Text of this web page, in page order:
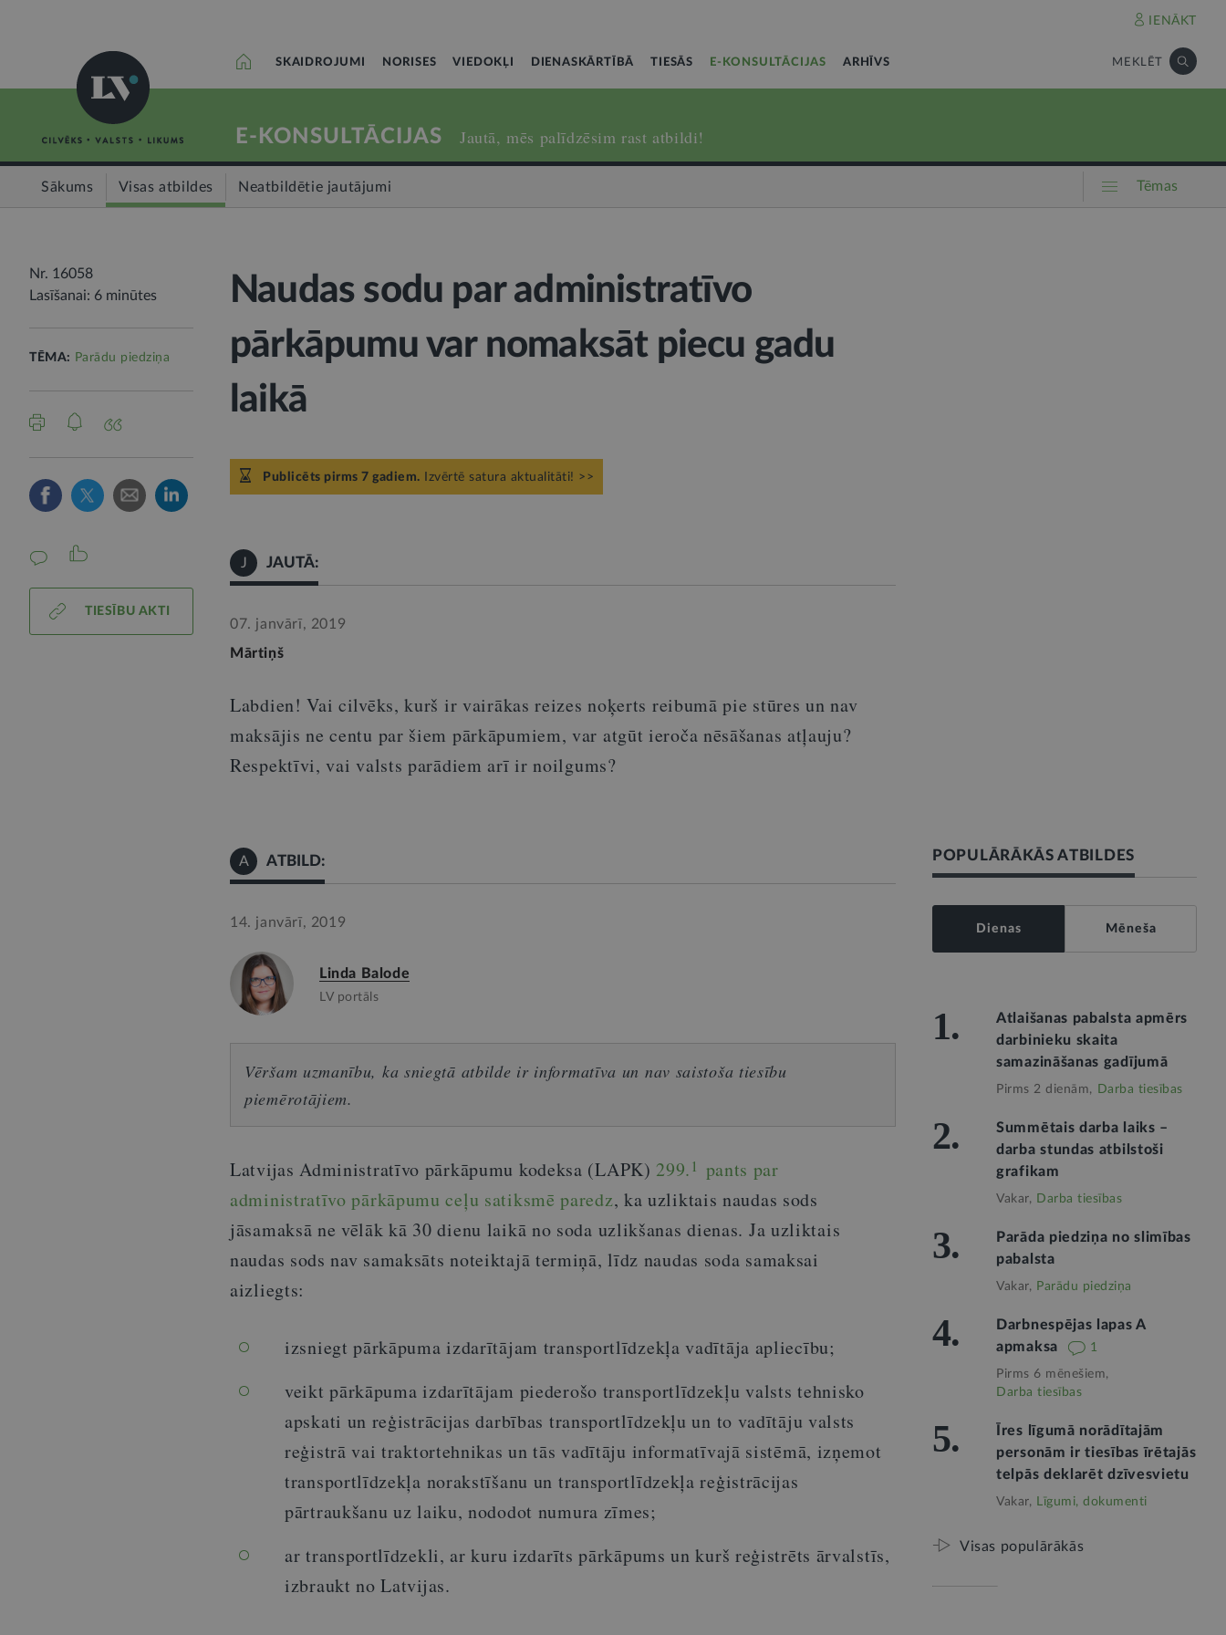
IENĀKT
SKAIDROJUMI NORISES VIEDOKĻI DIENASKĀRTĪBĀ TIESĀS E-KONSULTĀCIJAS ARHĪVS MEKLĒT
E-KONSULTĀCIJAS Jautā, mēs palīdzēsim rast atbildi!
Sākums Visas atbildes Neatbildētie jautājumi Tēmas
Nr. 16058
Lasīšanai: 6 minūtes
TĒMA: Parādu piedziņa
TIESĪBU AKTI
Naudas sodu par administratīvo
pārkāpumu var nomaksāt piecu gadu
laikā
Publicēts pirms 7 gadiem. Izvērtē satura aktualitāti! >>
J JAUTĀ:
07. janvārī, 2019
Mārtiņš
Labdien! Vai cilvēks, kurš ir vairākas reizes noķerts reibumā pie stūres un nav
maksājis ne centu par šiem pārkāpumiem, var atgūt ieroča nēsāšanas atļauju?
Respektīvi, vai valsts parādiem arī ir noilgums?
A ATBILD:
14. janvārī, 2019
Linda Balode
LV portāls
Vēršam uzmanību, ka sniegtā atbilde ir informatīva un nav saistoša tiesību
piemērotājiem.
Latvijas Administratīvo pārkāpumu kodeksa (LAPK) 299.1 pants par
administratīvo pārkāpumu ceļu satiksmē paredz, ka uzliktais naudas sods
jāsamaksā ne vēlāk kā 30 dienu laikā no soda uzlikšanas dienas. Ja uzliktais
naudas sods nav samaksāts noteiktajā termiņā, līdz naudas soda samaksai
aizliegts:
izsniegt pārkāpuma izdarītājam transportlīdzekļa vadītāja apliecību;
veikt pārkāpuma izdarītājam piederošo transportlīdzekļu valsts tehnisko
apskati un reģistrācijas darbības transportlīdzekļu un to vadītāju valsts
reģistrā vai traktortehnikas un tās vadītāju informatīvajā sistēmā, izņemot
transportlīdzekļa norakstīšanu un transportlīdzekļa reģistrācijas
pārtraukšanu uz laiku, nododot numura zīmes;
ar transportlīdzekli, ar kuru izdarīts pārkāpums un kurš reģistrēts ārvalstīs,
izbraukt no Latvijas.
POPULĀRĀKĀS ATBILDES
Dienas Mēneša
1.
Atlaišanas pabalsta apmērs
darbinieku skaita
samazināšanas gadījumā
Pirms 2 dienām, Darba tiesības
2.
Summētais darba laiks –
darba stundas atbilstoši
grafikam
Vakar, Darba tiesības
3.
Parāda piedziņa no slimības
pabalsta
Vakar, Parādu piedziņa
4.
Darbnespējas lapas A
apmaksa
1
Pirms 6 mēnešiem,
Darba tiesības
5.
Īres līgumā norādītajām
personām ir tiesības īrētajās
telpās deklarēt dzīvesvietu
Vakar, Līgumi, dokumenti
Visas populārākās